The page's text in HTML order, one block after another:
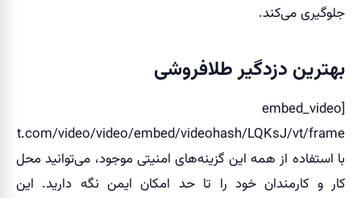
جلوگیری می‌کند.
بهترین دزدگیر طلافروشی
[embed_video
video/video/embed/videohash/LQKsJ/vt/frame"]
با استفاده از همه این گزینه‌های امنیتی موجود، می‌توانید محل
کار و کارمندان خود را تا حد امکان ایمن نگه دارید. این